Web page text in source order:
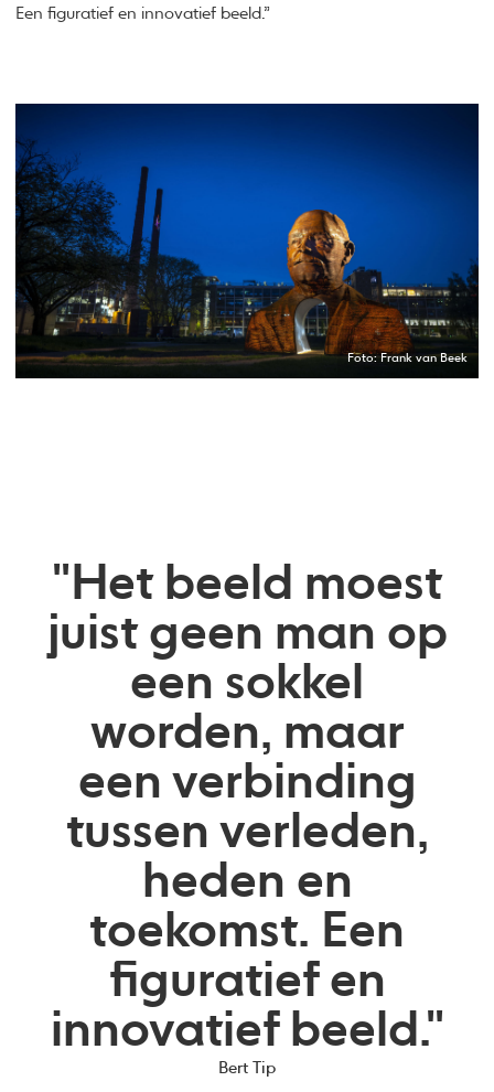
Een figuratief en innovatief beeld.”
Foto: Frank van Beek
"Het beeld moest
juist geen man op
een sokkel
worden, maar
een verbinding
tussen verleden,
heden en
toekomst. Een
figuratief en
innovatief beeld."
Bert Tip